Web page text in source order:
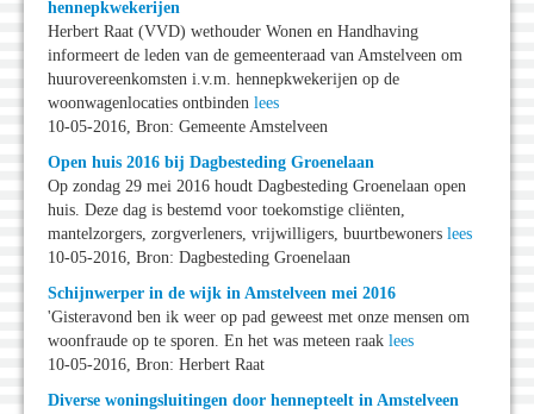
hennepkwekerijen
Herbert Raat (VVD) wethouder Wonen en Handhaving
informeert de leden van de gemeenteraad van Amstelveen om
huurovereenkomsten i.v.m. hennepkwekerijen op de
woonwagenlocaties ontbinden lees
10-05-2016, Bron: Gemeente Amstelveen
Open huis 2016 bij Dagbesteding Groenelaan
Op zondag 29 mei 2016 houdt Dagbesteding Groenelaan open
huis. Deze dag is bestemd voor toekomstige cliënten,
mantelzorgers, zorgverleners, vrijwilligers, buurtbewoners lees
10-05-2016, Bron: Dagbesteding Groenelaan
Schijnwerper in de wijk in Amstelveen mei 2016
'Gisteravond ben ik weer op pad geweest met onze mensen om
woonfraude op te sporen. En het was meteen raak lees
10-05-2016, Bron: Herbert Raat
Diverse woningsluitingen door hennepteelt in Amstelveen